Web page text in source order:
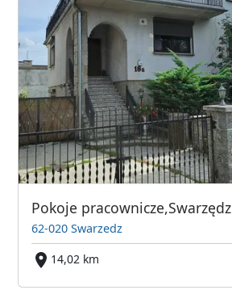
Pokoje pracownicze,Swarzędz
62-020 Swarzedz
14,02 km